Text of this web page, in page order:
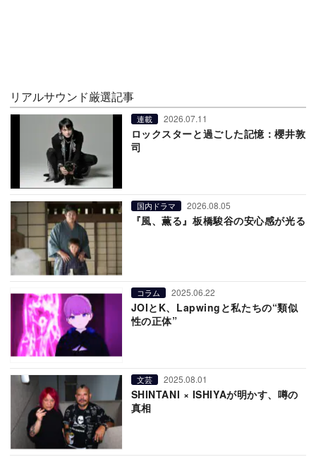
リアルサウンド厳選記事
連載 2026.07.11
ロックスターと過ごした記憶：櫻井敦
司
国内ドラマ 2026.08.05
『風、薫る』板橋駿谷の安心感が光る
コラム 2025.06.22
JOIとK、Lapwingと私たちの“類似
性の正体”
文芸 2025.08.01
SHINTANI × ISHIYAが明かす、噂の
真相